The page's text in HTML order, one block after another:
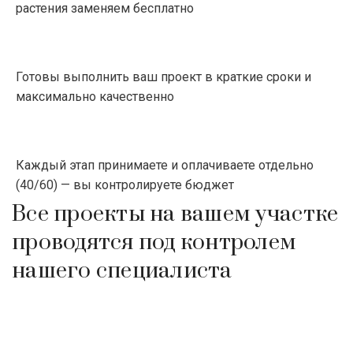
растения заменяем бесплатно
Готовы выполнить ваш проект в краткие сроки и
максимально качественно
Каждый этап принимаете и оплачиваете отдельно
(40/60) — вы контролируете бюджет
Все проекты на вашем участке
проводятся под контролем
нашего специалиста